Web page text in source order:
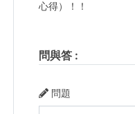
心得）！！
問與答:
問題